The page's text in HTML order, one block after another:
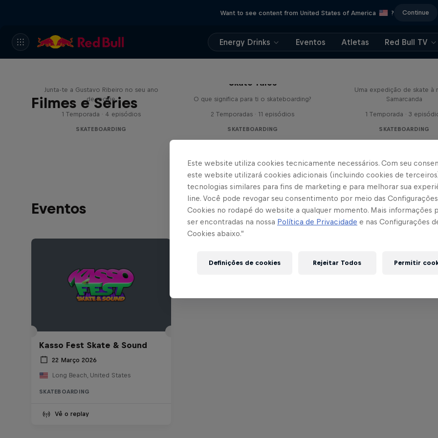
Want to see content from United States of America ? Continue
Energy Drinks Eventos Atletas Red Bull TV
Filmes e Séries
Junta-te a Gustavo Ribeiro no seu ano
de rookie
1 Temporada · 4 episódios
SKATEBOARDING
Skate Tales
O que significa para ti o skateboarding?
2 Temporadas · 11 episódios
SKATEBOARDING
Uma expedição de skate à
Samarcanda
1 Temporada · 3
SKATEBOARDING
Eventos
Kasso Fest Skate & Sound
22 Março 2026
Long Beach, United States
SKATEBOARDING
Vê o replay
Este website utiliza cookies tecnicamente necessários. Com seu
este website utilizará cookies adicionais (incluindo cookies de
tecnologias similares para fins de marketing e para melhorar sua
line. Você pode revogar seu consentimento por meio das
Cookies no rodapé do website a qualquer momento. Mais informações
ser encontradas na nossa Política de Privacidade e nas Configurações
Cookies abaixo.”
Definições de cookies Rejeitar Todos Permitir